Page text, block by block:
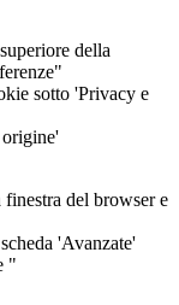
della
sotto 'Privacy e
del browser e
'Avanzate'
"